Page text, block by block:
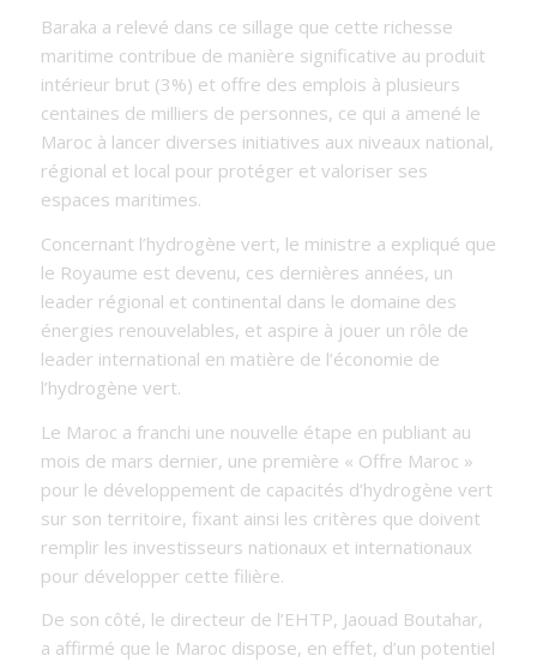
Baraka a relevé dans ce sillage que cette richesse
maritime contribue de manière significative au produit
intérieur brut (3%) et offre des emplois à plusieurs
centaines de milliers de personnes, ce qui a amené le
Maroc à lancer diverses initiatives aux niveaux national,
régional et local pour protéger et valoriser ses
espaces maritimes.
Concernant l’hydrogène vert, le ministre a expliqué que
le Royaume est devenu, ces dernières années, un
leader régional et continental dans le domaine des
énergies renouvelables, et aspire à jouer un rôle de
leader international en matière de l’économie de
l’hydrogène vert.
Le Maroc a franchi une nouvelle étape en publiant au
mois de mars dernier, une première « Offre Maroc »
pour le développement de capacités d’hydrogène vert
sur son territoire, fixant ainsi les critères que doivent
remplir les investisseurs nationaux et internationaux
pour développer cette filière.
De son côté, le directeur de l’EHTP, Jaouad Boutahar,
a affirmé que le Maroc dispose, en effet, d’un potentiel